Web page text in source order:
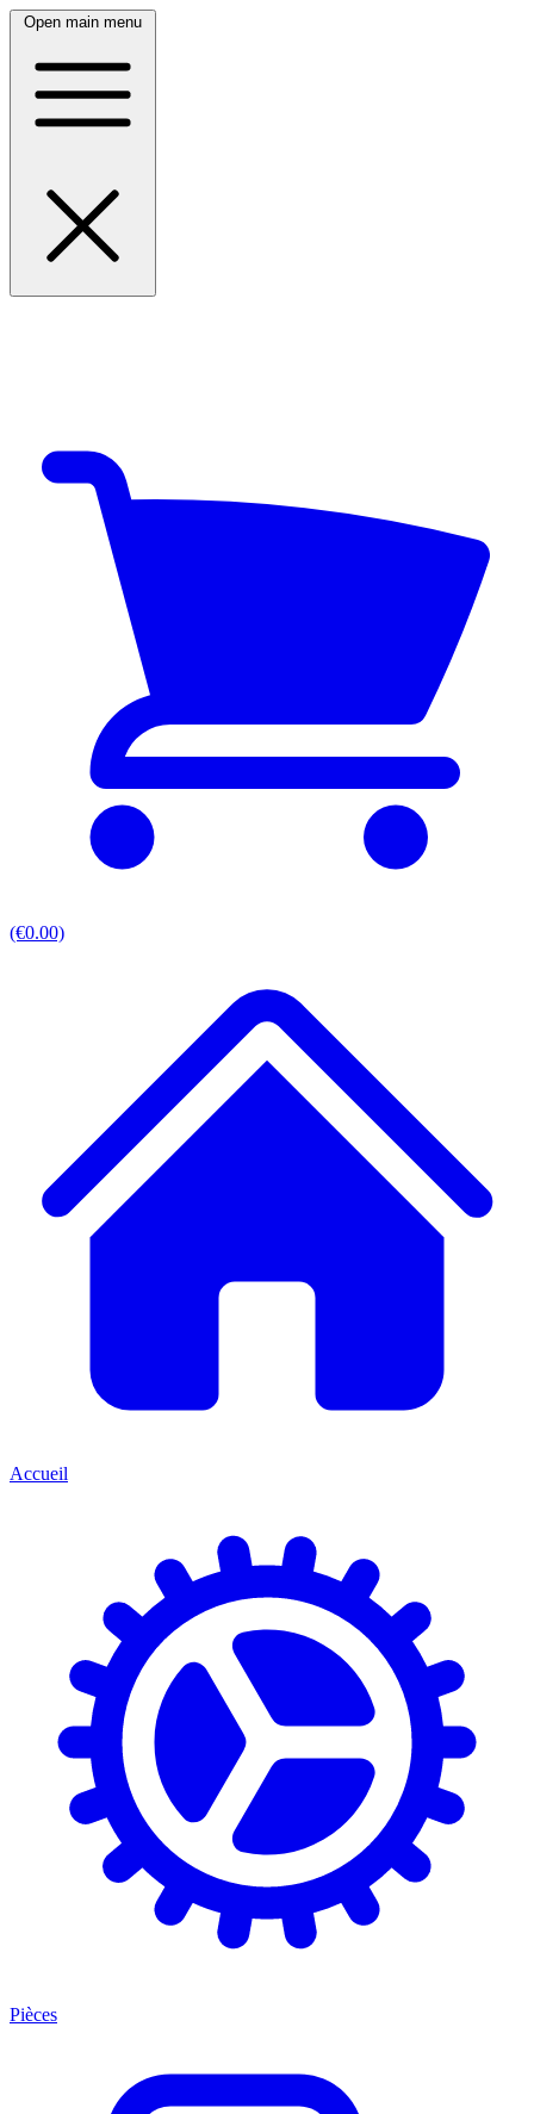
Open main menu
(€0.00)
Accueil
Pièces